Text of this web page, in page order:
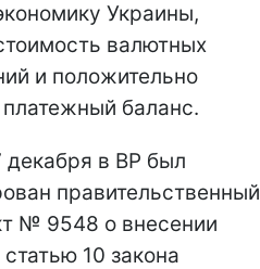
Украины,
валютных
и положительно
баланс.
в ВР был
правительственный
№ 9548 о внесении
10 закона